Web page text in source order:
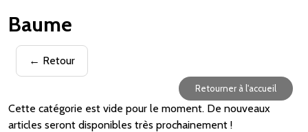
Baume
← Retour
Retourner à l'accueil
Cette catégorie est vide pour le moment. De nouveaux
articles seront disponibles très prochainement !